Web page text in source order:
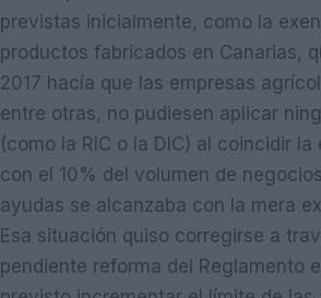
previstas inicialmente, como la
productos fabricados en Canarias,
2017 hacía que las empresas
entre otras, no pudiesen aplicar
(como la RIC o la DIC) al coincidir la
con el 10% del volumen de
ayudas se alcanzaba con la mera
Esa situación quiso corregirse a
pendiente reforma del Reglamento